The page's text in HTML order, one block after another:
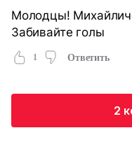
Молодцы!
Забивайте голы
1 Ответить
2